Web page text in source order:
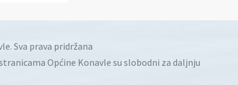
Sva prava pridržana
Općine Konavle su slobodni za daljnju